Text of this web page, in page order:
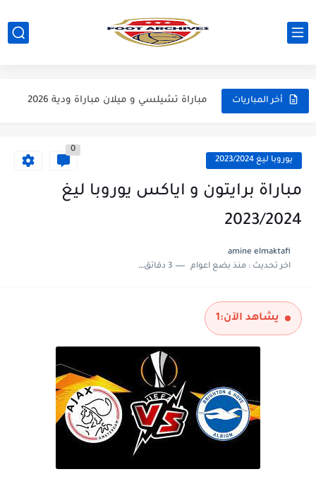
أخر المباريات
مباراة ارسنال و دورتموند كاس الامارات 2026
مباراة تشيلسي و ميلان مباراة ودية 2026
مباراة انتر ميلان و يوفنتوس مباراة ودية 2026
مباراة برشلونة و اودينيزي مباراة ودية 2026
يوروبا ليغ 2023/2024
0
مباراة برايتون و اياكس يوروبا ليغ
2023/2024
amine elmaktafi
اخر تحديث :منذ بضع اعوام 3 دقائق للقراءة
يشاهد الآن:1